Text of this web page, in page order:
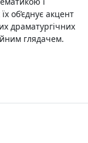
книжок для неї
об’єднує акцент
драматургічних
глядачем.